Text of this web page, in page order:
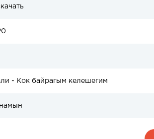
- Кок байрагым келешегим